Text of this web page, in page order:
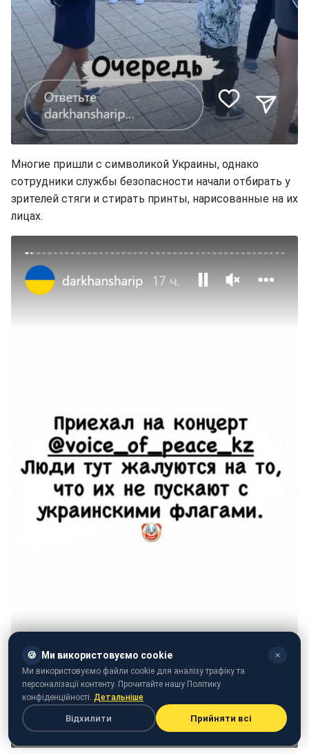
Многие пришли с символикой Украины, однако
сотрудники службы безопасности начали отбирать у
зрителей стяги и стирать принты, нарисованные на их
лицах.
🍪 Ми використовуємо cookie ✕
Ми використовуємо файли cookie для аналізу трафіку та
персоналізації контенту. Прочитайте нашу Політику
конфіденційності. Детальніше
Відхилити Прийняти всі